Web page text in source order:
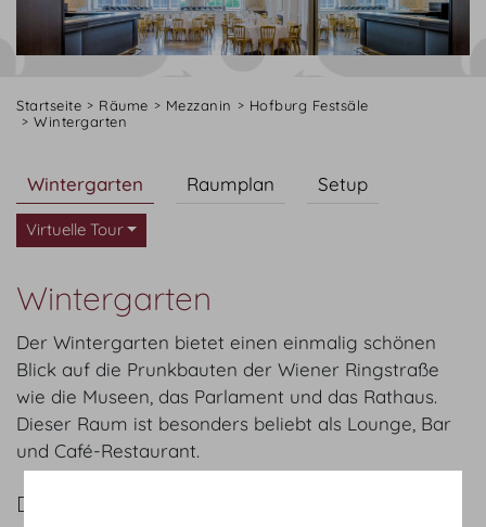
Startseite Räume Mezzanin
Hofburg Festsäle
Wintergarten
Wintergarten Raumplan Setup
Virtuelle Tour
Wintergarten
Der Wintergarten bietet einen einmalig schönen
Blick auf die Prunkbauten der Wiener Ringstraße
wie die Museen, das Parlament und das Rathaus.
Dieser Raum ist besonders beliebt als Lounge, Bar
und Café-Restaurant.
DETAILS